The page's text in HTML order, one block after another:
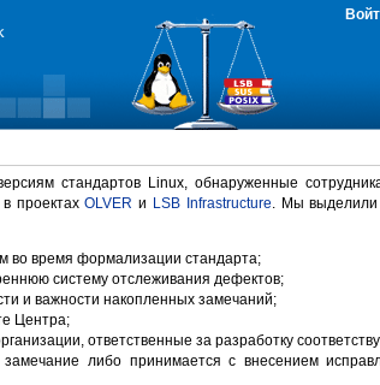
стандартов Linux, обнаруженные
в проектахOLVER и LSB Infrastructure. Мы
во время формализации стандарта;
систему отслеживания дефектов;
и важности накопленных замечаний;
Центра;
ответственные за разработку
либо принимается с внесением